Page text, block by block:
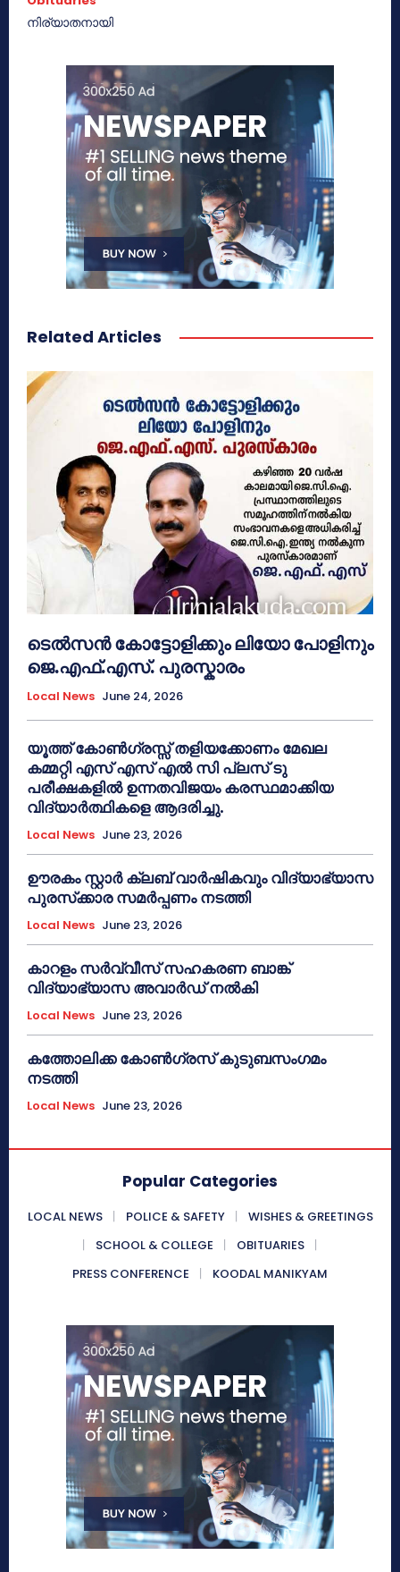
നിര്യാതനായി
Related Articles
ടെൽസൻ കോട്ടോളിക്കും ലിയോ പോളിനും
ജെ.എഫ്.എസ്. പുരസ്കാരം
Local News June 24, 2026
യൂത്ത് കോൺഗ്രസ്സ് തളിയക്കോണം മേഖല
കമ്മറ്റി എസ് എസ് എൽ സി പ്ലസ് ടു
പരീക്ഷകളിൽ ഉന്നതവിജയം കരസ്ഥമാക്കിയ
വിദ്യാർത്ഥികളെ ആദരിച്ചു.
Local News June 23, 2026
ഊരകം സ്റ്റാർ ക്ലബ് വാർഷികവും വിദ്യാഭ്യാസ
പുരസ്‌ക്കാര സമർപ്പണം നടത്തി
Local News June 23, 2026
കാറളം സർവ്വീസ് സഹകരണ ബാങ്ക്
വിദ്യാഭ്യാസ അവാർഡ് നൽകി
Local News June 23, 2026
കത്തോലിക്ക കോൺഗ്രസ് കുടുബസംഗമം
നടത്തി
Local News June 23, 2026
Popular Categories
LOCAL NEWS POLICE & SAFETY
WISHES & GREETINGS
SCHOOL & COLLEGE
OBITUARIES
PRESS CONFERENCE
KOODAL MANIKYAM